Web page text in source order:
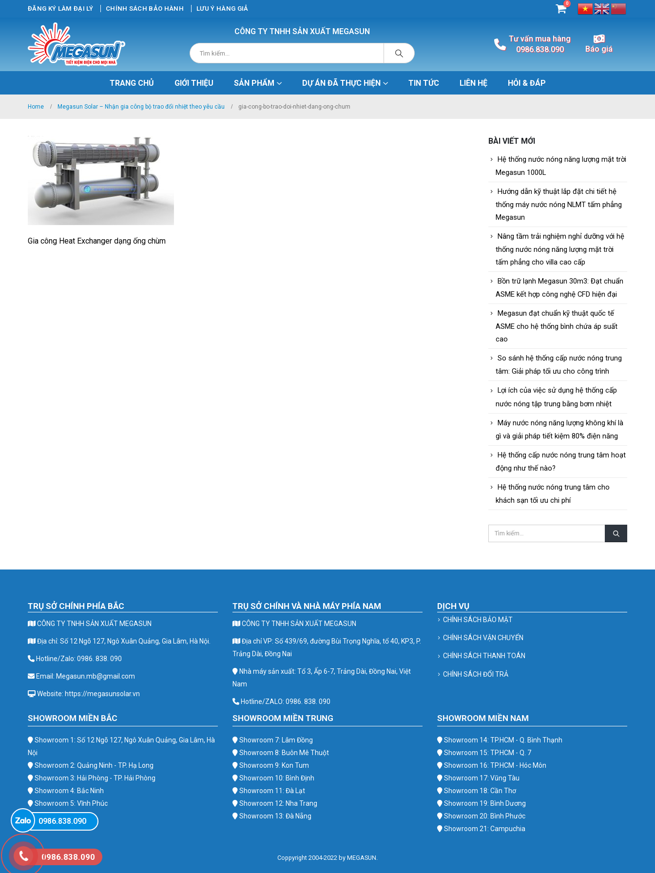
ĐĂNG KÝ LÀM ĐẠI LÝ CHÍNH SÁCH BẢO HÀNH LƯU Ý HÀNG GIẢ
0
CÔNG TY TNHH SẢN XUẤT MEGASUN
Tư vấn mua hàng
0986.838.090
Báo giá
TRANG CHỦ GIỚI THIỆU SẢN PHẨM DỰ ÁN ĐÃ THỰC HIỆN TIN TỨC LIÊN HỆ HỎI & ĐÁP
Home Megasun Solar – Nhận gia công bộ trao đổi nhiệt theo yêu cầu gia-cong-bo-trao-doi-nhiet-dang-ong-chum
Gia công Heat Exchanger dạng ống chùm
BÀI VIẾT MỚI
Hệ thống nước nóng năng lượng mặt trời
Megasun 1000L
Hướng dẫn kỹ thuật lắp đặt chi tiết hệ
thống máy nước nóng NLMT tấm phẳng
Megasun
Nâng tầm trải nghiệm nghỉ dưỡng với hệ
thống nước nóng năng lượng mặt trời
tấm phẳng cho villa cao cấp
Bồn trữ lạnh Megasun 30m3: Đạt chuẩn
ASME kết hợp công nghệ CFD hiện đại
Megasun đạt chuẩn kỹ thuật quốc tế
ASME cho hệ thống bình chứa áp suất
cao
So sánh hệ thống cấp nước nóng trung
tâm: Giải pháp tối ưu cho công trình
Lợi ích của việc sử dụng hệ thống cấp
nước nóng tập trung bằng bơm nhiệt
Máy nước nóng năng lượng không khí là
gì và giải pháp tiết kiệm 80% điện năng
Hệ thống cấp nước nóng trung tâm hoạt
động như thế nào?
Hệ thống nước nóng trung tâm cho
khách sạn tối ưu chi phí
TRỤ SỞ CHÍNH PHÍA BẮC
CÔNG TY TNHH SẢN XUẤT MEGASUN
Địa chỉ: Số 12 Ngõ 127, Ngô Xuân Quảng, Gia Lâm, Hà Nội.
Hotline/Zalo: 0986. 838. 090
Email: Megasun.mb@gmail.com
Website: https://megasunsolar.vn
TRỤ SỞ CHÍNH VÀ NHÀ MÁY PHÍA NAM
CÔNG TY TNHH SẢN XUẤT MEGASUN
Địa chỉ VP: Số 439/69, đường Bùi Trọng Nghĩa, tổ 40, KP3, P.
Trảng Dài, Đồng Nai
Nhà máy sản xuất: Tổ 3, Ấp 6-7, Trảng Dài, Đồng Nai, Việt
Nam
Hotline/ZALO: 0986. 838. 090
DỊCH VỤ
CHÍNH SÁCH BẢO MẬT
CHÍNH SÁCH VẬN CHUYỂN
CHÍNH SÁCH THANH TOÁN
CHÍNH SÁCH ĐỔI TRẢ
SHOWROOM MIỀN BẮC
Showroom 1: Số 12 Ngõ 127, Ngô Xuân Quảng, Gia Lâm, Hà
Nội
Showroom 2: Quảng Ninh - TP. Hạ Long
Showroom 3: Hải Phòng - TP. Hải Phòng
Showroom 4: Bắc Ninh
Showroom 5: Vĩnh Phúc
Showroom 6: Ba Vì
SHOWROOM MIỀN TRUNG
Showroom 7: Lâm Đồng
Showroom 8: Buôn Mê Thuột
Showroom 9: Kon Tum
Showroom 10: Bình Định
Showroom 11: Đà Lạt
Showroom 12: Nha Trang
Showroom 13: Đà Nẵng
SHOWROOM MIỀN NAM
Showroom 14: TP.HCM - Q. Bình Thạnh
Showroom 15: TP.HCM - Q. 7
Showroom 16: TP.HCM - Hóc Môn
Showroom 17: Vũng Tàu
Showroom 18: Cần Thơ
Showroom 19: Bình Dương
Showroom 20: Bình Phước
Showroom 21: Campuchia
Coppyright 2004-2022 by MEGASUN.
0986.838.090
0986.838.090